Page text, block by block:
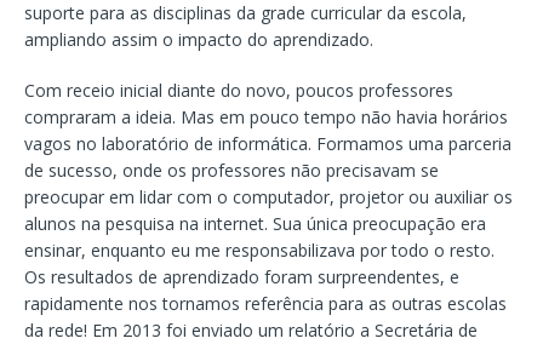
suporte para as disciplinas da grade curricular da escola,
ampliando assim o impacto do aprendizado.
Com receio inicial diante do novo, poucos professores
compraram a ideia. Mas em pouco tempo não havia horários
vagos no laboratório de informática. Formamos uma parceria
de sucesso, onde os professores não precisavam se
preocupar em lidar com o computador, projetor ou auxiliar os
alunos na pesquisa na internet. Sua única preocupação era
ensinar, enquanto eu me responsabilizava por todo o resto.
Os resultados de aprendizado foram surpreendentes, e
rapidamente nos tornamos referência para as outras escolas
da rede! Em 2013 foi enviado um relatório a Secretária de